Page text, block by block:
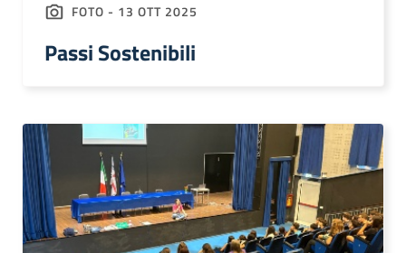
FOTO - 13 OTT 2025
Passi Sostenibili